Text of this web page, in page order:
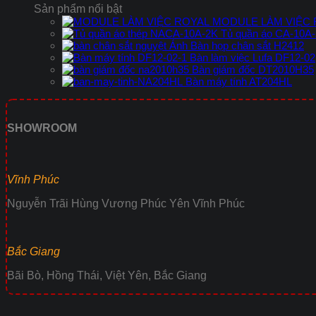
Sản phẩm nổi bật
MODULE LÀM VIỆC
Tủ quần áo CA-
Bàn họp chân sắt H2412
Bàn làm việc Lufa DF12-02
Bàn giám đốc DT2010H35
Bàn máy tính AT204HL
SHOWROOM
Vĩnh Phúc
Nguyễn Trãi Hùng Vương Phúc Yên Vĩnh Phúc
Bắc Giang
Bãi Bò, Hồng Thái, Việt Yên, Bắc Giang